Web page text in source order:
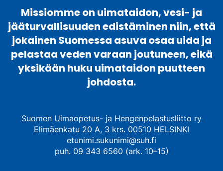
Missiomme on uimataidon, vesi- ja
jääturvallisuuden edistäminen niin, että
jokainen Suomessa asuva osaa uida ja
pelastaa veden varaan joutuneen, eikä
yksikään huku uimataidon puutteen
johdosta.
Suomen Uimaopetus- ja Hengenpelastusliitto ry
Elimäenkatu 20 A, 3 krs. 00510 HELSINKI
etunimi.sukunimi@suh.fi
puh. 09 343 6560 (ark. 10–15)